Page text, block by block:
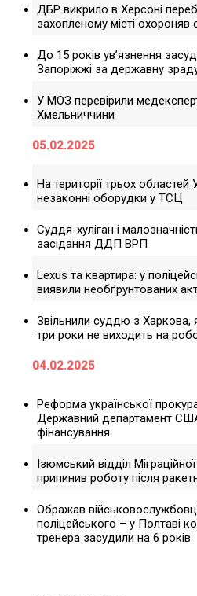
ДБР викрило в Херсоні
захопленому місті охороняв
До 15 років ув’язнення
Запоріжжі за державну
У МОЗ перевірили
Хмельниччини
05.02.2025
На території трьох областей
незаконні оборудки у ТСЦ
Суддя-хуліган і
засідання ДДП ВРП
Lexus та квартира: у
виявили необґрунтованих
Звільнили суддю з Харкова,
три роки не виходить на
04.02.2025
Реформа української
Державний департамент
фінансування
Ізюмський відділ
припинив роботу після
Ображав
поліцейського – у Полтаві
тренера засудили на 6 років